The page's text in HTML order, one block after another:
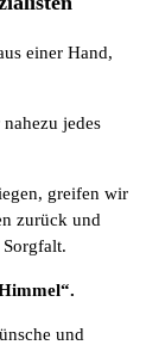
einer Hand,
jedes
greifen wir
zurück und
und